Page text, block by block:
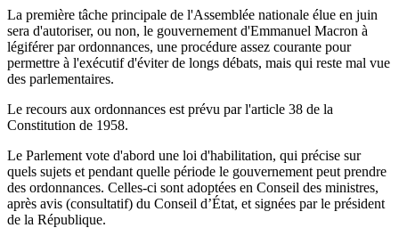
La première tâche principale de l'Assemblée nationale élue en juin
sera d'autoriser, ou non, le gouvernement d'Emmanuel Macron à
légiférer par ordonnances, une procédure assez courante pour
permettre à l'exécutif d'éviter de longs débats, mais qui reste mal vue
des parlementaires.
Le recours aux ordonnances est prévu par l'article 38 de la
Constitution de 1958.
Le Parlement vote d'abord une loi d'habilitation, qui précise sur
quels sujets et pendant quelle période le gouvernement peut prendre
des ordonnances. Celles-ci sont adoptées en Conseil des ministres,
après avis (consultatif) du Conseil d’État, et signées par le président
de la République.